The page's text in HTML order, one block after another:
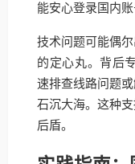
能安心登录国内账
技术问题可能偶
的定心丸。背后
速排查线路问题
石沉大海。这种
后盾。